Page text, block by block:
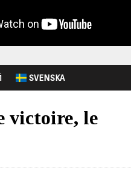
SVENSKA
victoire, le